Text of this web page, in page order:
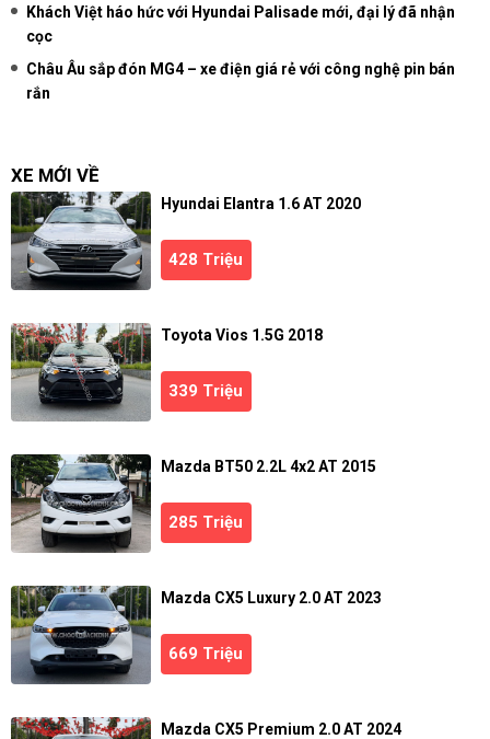
Khách Việt háo hức với Hyundai Palisade mới, đại lý đã nhận
cọc
Châu Âu sắp đón MG4 – xe điện giá rẻ với công nghệ pin bán
rắn
XE MỚI VỀ
Hyundai Elantra 1.6 AT 2020
428 Triệu
Toyota Vios 1.5G 2018
339 Triệu
Mazda BT50 2.2L 4x2 AT 2015
285 Triệu
Mazda CX5 Luxury 2.0 AT 2023
669 Triệu
Mazda CX5 Premium 2.0 AT 2024